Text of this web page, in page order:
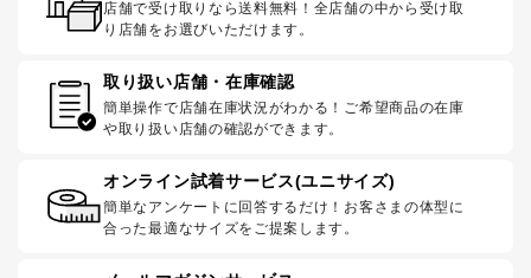
店舗で受け取りなら送料無料！全店舗の中から受け取
り店舗をお選びいただけます。
取り扱い店舗・在庫確認
簡単操作で店舗在庫状況がわかる！ご希望商品の在庫
や取り扱い店舗の確認ができます。
オンライン試着サービス(ユニサイズ)
簡単なアンケートに回答するだけ！お客さまの体型に
合った最適なサイズをご提案します。